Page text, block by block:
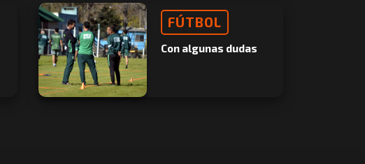
FÚTBOL
Con algunas dudas